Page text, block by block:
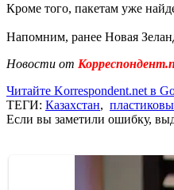
Кроме того, пакетам уже
Напомним, ранее Новая
Новости от
Читайте Korrespondent.net в
ТЕГИ: Казахстан,
Если вы заметили ошибку,